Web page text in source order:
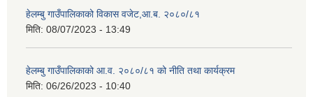
हेलम्बु गाउँपालिकाको विकास वजेट,आ.ब. २०८०/८१
मिति: 08/07/2023 - 13:49
हेलम्बु गाउँपालिकाको आ.व. २०८०/८१ को नीति तथा कार्यक्रम
मिति: 06/26/2023 - 10:40